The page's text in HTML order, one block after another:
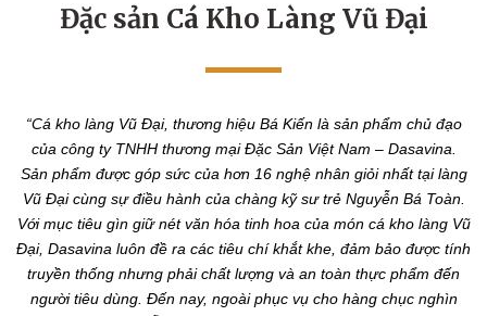
Đặc sản Cá Kho Làng Vũ Đại
“Cá kho làng Vũ Đại, thương hiệu Bá Kiến là sản phẩm chủ đạo
của công ty TNHH thương mại Đặc Sản Việt Nam – Dasavina.
Sản phẩm được góp sức của hơn 16 nghệ nhân giỏi nhất tại làng
Vũ Đại cùng sự điều hành của chàng kỹ sư trẻ Nguyễn Bá Toàn.
Với mục tiêu gìn giữ nét văn hóa tinh hoa của món cá kho làng Vũ
Đại, Dasavina luôn đề ra các tiêu chí khắt khe, đảm bảo được tính
truyền thống nhưng phải chất lượng và an toàn thực phẩm đến
người tiêu dùng. Đến nay, ngoài phục vụ cho hàng chục nghìn